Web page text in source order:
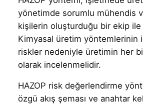
yönetimde sorumlu mühendis
kişilerin oluşturduğu bir ekip ile
Kimyasal üretim yöntemlerinin
riskler nedeniyle üretimin her
olarak incelenmelidir.
HAZOP risk değerlendirme
özgü akış şeması ve anahtar